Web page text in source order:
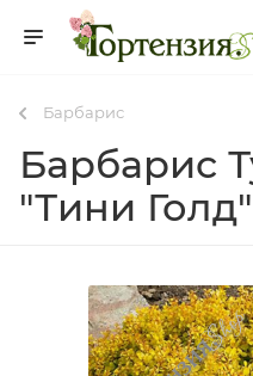
Барбарис
Барбарис
"Тини Голд"